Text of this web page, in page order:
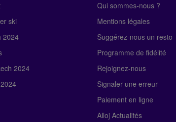
ski
2024
2024
Qui sommes-nous ?
Mentions légales
Suggérez-nous un resto
Programme de fidélité
Rejoignez-nous
Signaler une erreur
Paiement en ligne
Alloj Actualités